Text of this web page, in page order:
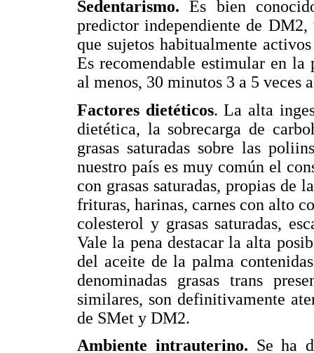
Sedentarismo.Es bien
predictor independiente de
que sujetos habitualmente
Es recomendable estimular en
al menos, 30 minutos 3 a 5 veces
Factores dietéticos. La alta
dietética, la sobrecarga de
grasas saturadas sobre las
nuestro país es muy común el
con grasas saturadas, propias de
frituras, harinas, carnes con alto
colesterol y grasas saturadas,
Vale la pena destacar la alta
del aceite de la palma
denominadas grasas trans
similares, son definitivamente
de SMet y DM2.
Ambiente intrauterino. Se ha